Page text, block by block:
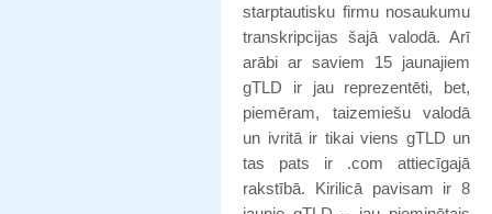
starptautisku firmu nosaukumu
transkripcijas šajā valodā. Arī
arābi ar saviem 15 jaunajiem
gTLD ir jau reprezentēti, bet,
piemēram, taizemiešu valodā
un ivritā ir tikai viens gTLD un
tas pats ir .com attiecīgajā
rakstībā. Kirilicā pavisam ir 8